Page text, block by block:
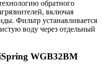
обратного
включая
Фильтр устанавливается
воду через отдельный
WGB32BM